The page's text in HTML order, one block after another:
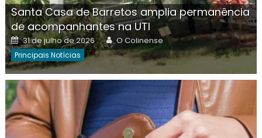
Santa Casa de Barretos amplia permanência
de acompanhantes na UTI
Posted
on
31 de julho de 2026 Author
O Colinense
Principais Notícias